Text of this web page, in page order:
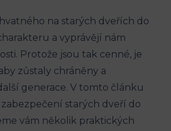
na starých dveřích do
a vyprávějí nám
Protože jsou tak cenné, je
zůstaly chráněny a
generace. V tomto článku
starých dveří do
vám několik praktických